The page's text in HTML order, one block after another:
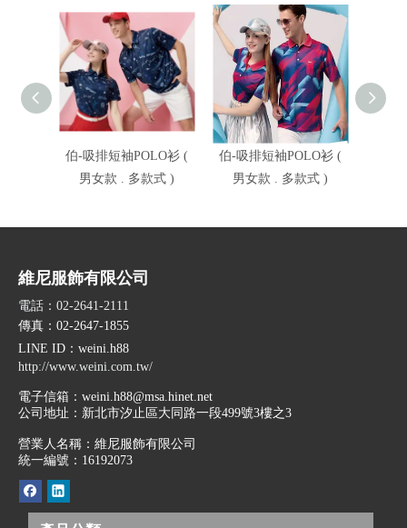
伯-吸排短袖POLO衫 (
男女款 . 多款式 )
伯-吸排短袖POLO衫 (
男女款 . 多款式 )
維尼服飾有限公司
電話：02-2641-2111
傳真：02-2647-1855
LINE ID ：weini.h88
http://www.weini.com.tw/
電子信箱： weini.h88@msa.hinet.net
公司地址： 新北市汐止區大同路一段499號3樓之3
營業人名稱：維尼服飾有限公司
統一編號：16192073